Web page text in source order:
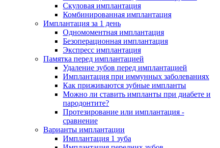
Скуловая имплантация
Комбинированная имплантация
Имплантация за 1 день
Одномоментная имплантация
Безоперационная имплантация
Экспресс имплантация
Памятка перед имплантацией
Удаление зубов перед имплантацией
Имплантация при иммунных заболеваниях
Как приживаются зубные импланты
Можно ли ставить импланты при диабете и
пародонтите?
Протезирование или имплантация -
сравнение
Варианты имплантации
Имплантация 1 зуба